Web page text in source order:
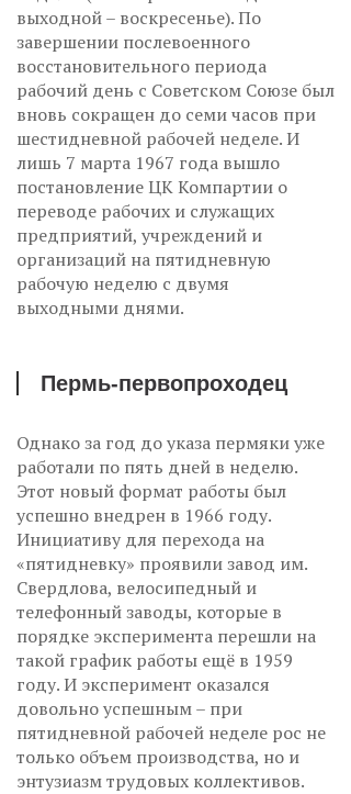
выходной – воскресенье). По
завершении послевоенного
восстановительного периода
рабочий день с Советском Союзе был
вновь сокращен до семи часов при
шестидневной рабочей неделе. И
лишь 7 марта 1967 года вышло
постановление ЦК Компартии о
переводе рабочих и служащих
предприятий, учреждений и
организаций на пятидневную
рабочую неделю с двумя
выходными днями.
Пермь-первопроходец
Однако за год до указа пермяки уже
работали по пять дней в неделю.
Этот новый формат работы был
успешно внедрен в 1966 году.
Инициативу для перехода на
«пятидневку» проявили завод им.
Свердлова, велосипедный и
телефонный заводы, которые в
порядке эксперимента перешли на
такой график работы ещё в 1959
году. И эксперимент оказался
довольно успешным – при
пятидневной рабочей неделе рос не
только объем производства, но и
энтузиазм трудовых коллективов.